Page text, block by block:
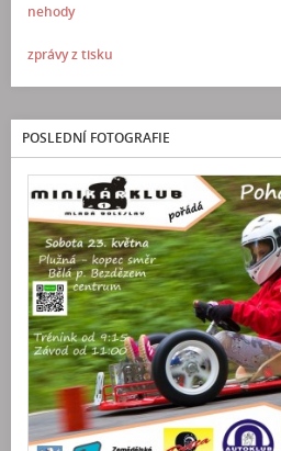
nehody
zprávy z tisku
POSLEDNÍ FOTOGRAFIE